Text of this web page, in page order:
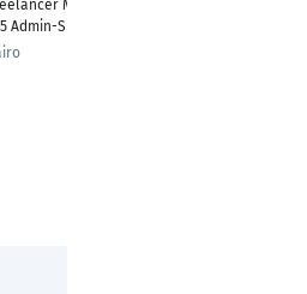
Microsoft
Admin-Support